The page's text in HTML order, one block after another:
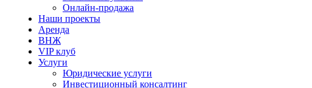
Онлайн-продажа
Наши проекты
Аренда
ВНЖ
VIP клуб
Услуги
Юридические услуги
Инвестиционный консалтинг